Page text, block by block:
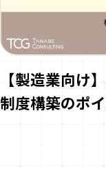
【製造業向け
制度構築のポ